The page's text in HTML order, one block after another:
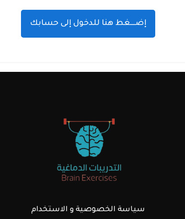
إضـــغط هنا للدخول إلى حسابك
سياسة الخصوصية و الاستخدام